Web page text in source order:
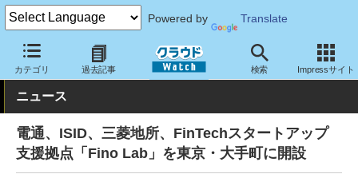
Powered by Translate
カテゴリ 過去記事 検索 Impressサイト
クラウド Watch トピック 事業戦略
ニュース
電通、ISID、三菱地所、FinTechスタートアップ
支援拠点「Fino Lab」を東京・大手町に開設